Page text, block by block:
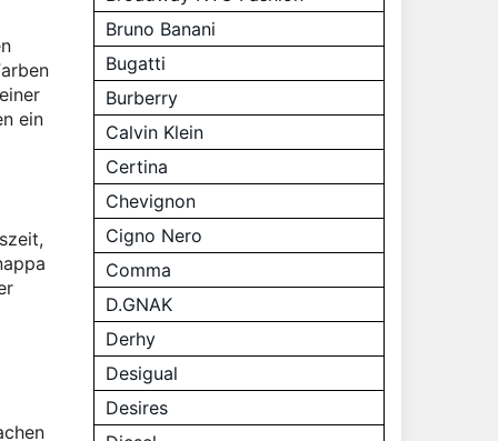
ein
Bruno Banani
Bugatti
Burberry
Calvin Klein
Certina
Chevignon
Cigno Nero
Comma
D.GNAK
Derhy
Desigual
Desires